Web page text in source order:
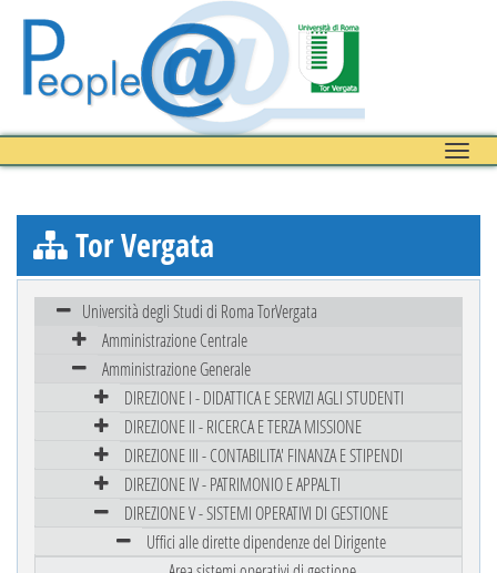
Toggle
Tor Vergata
Università degli Studi di Roma TorVergata
Amministrazione Centrale
Amministrazione Generale
DIREZIONE I - DIDATTICA E SERVIZI AGLI STUDENTI
DIREZIONE II - RICERCA E TERZA MISSIONE
DIREZIONE III - CONTABILITA' FINANZA E STIPENDI
DIREZIONE IV - PATRIMONIO E APPALTI
DIREZIONE V - SISTEMI OPERATIVI DI GESTIONE
Uffici alle dirette dipendenze del Dirigente